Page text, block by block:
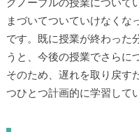
グノーブルの授業について
まづいてついていけなくな
です。既に授業が終わった
うと、今後の授業でさらに
そのため、遅れを取り戻す
つひとつ計画的に学習して